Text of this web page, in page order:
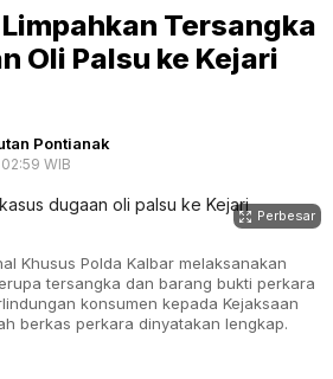
Tersangka
Oli Palsu ke Kejari
Pontianak
WIB
Perbesar
Khusus Polda Kalbar melaksanakan
tersangka dan barang bukti perkara
konsumen kepada Kejaksaan
berkas perkara dinyatakan lengkap.